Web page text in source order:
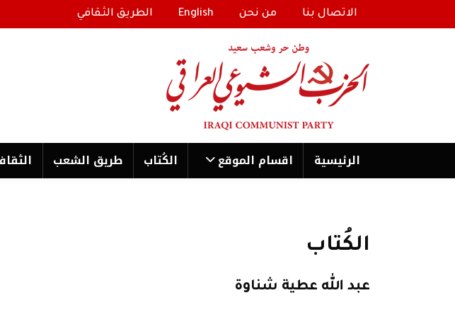
الاتصال بنا من نحن English الطريق الثقافي
الرئیسية اقسام الموقع الكُتاب طریق الشعب
الكُتاب
عبد الله عطية شناوة